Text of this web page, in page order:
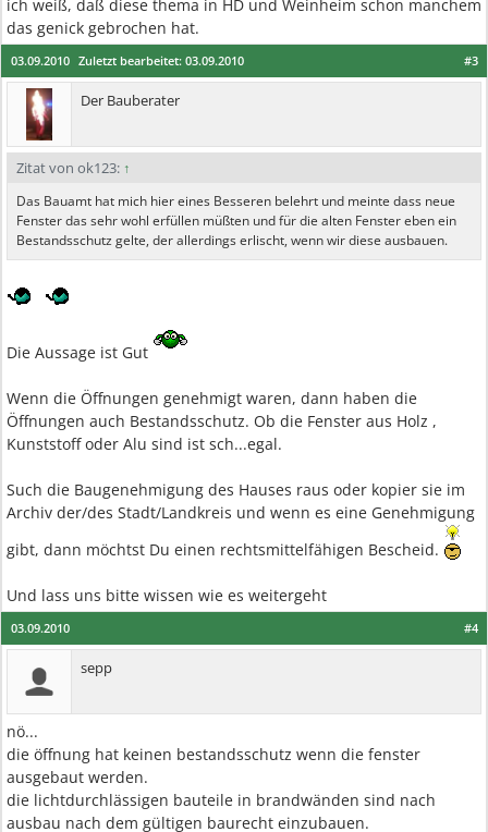
ich weiß, daß diese thema in HD und Weinheim schon manchem
das genick gebrochen hat.
#3
03.09.2010 Zuletzt bearbeitet: 03.09.2010
Der Bauberater
Zitat von ok123: ↑
Das Bauamt hat mich hier eines Besseren belehrt und meinte dass neue
Fenster das sehr wohl erfüllen müßten und für die alten Fenster eben ein
Bestandsschutz gelte, der allerdings erlischt, wenn wir diese ausbauen.
Die Aussage ist Gut
Wenn die Öffnungen genehmigt waren, dann haben die
Öffnungen auch Bestandsschutz. Ob die Fenster aus Holz ,
Kunststoff oder Alu sind ist sch...egal.
Such die Baugenehmigung des Hauses raus oder kopier sie im
Archiv der/des Stadt/Landkreis und wenn es eine Genehmigung
gibt, dann möchtst Du einen rechtsmittelfähigen Bescheid.
Und lass uns bitte wissen wie es weitergeht
#4
03.09.2010
sepp
nö...
die öffnung hat keinen bestandsschutz wenn die fenster
ausgebaut werden.
die lichtdurchlässigen bauteile in brandwänden sind nach
ausbau nach dem gültigen baurecht einzubauen.